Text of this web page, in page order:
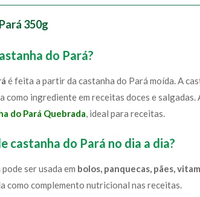
350g
do Pará?
é feita a partir da castanha do Pará moída. A
ingrediente em receitas doces e salgadas.
do Pará Quebrada, ideal para receitas.
castanha do Pará no dia a dia?
ser usada em bolos, panquecas, pães,
como complemento nutricional nas receitas.